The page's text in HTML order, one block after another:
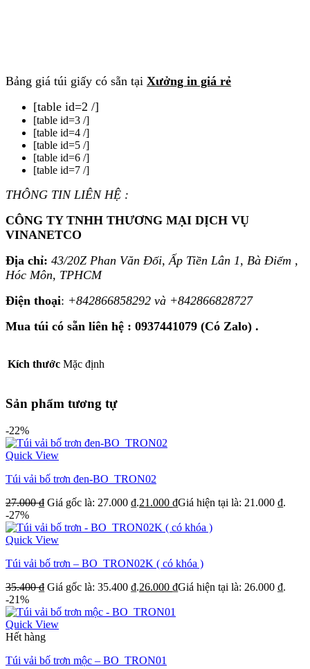
Bảng giá túi giấy có sẵn tại Xưởng in giá rẻ
[table id=2 /]
[table id=3 /]
[table id=4 /]
[table id=5 /]
[table id=6 /]
[table id=7 /]
THÔNG TIN LIÊN HỆ :
CÔNG TY TNHH THƯƠNG MẠI DỊCH VỤ
VINANETCO
Địa chỉ: 43/20Z Phan Văn Đối, Ấp Tiền Lân 1, Bà Điểm ,
Hóc Môn, TPHCM
Điện thoại: +842866858292 và +842866828727
Mua túi có sẵn liên hệ : 0937441079 (Có Zalo) .
Kích thước Mặc định
Sản phẩm tương tự
-22%
Quick View
Túi vải bố trơn đen-BO_TRON02
27.000₫ Giá gốc là: 27.000 ₫.21.000 ₫Giá hiện tại là: 21.000 ₫.
-27%
Quick View
Túi vải bố trơn – BO_TRON02K ( có khóa )
35.400₫ Giá gốc là: 35.400 ₫.26.000 ₫Giá hiện tại là: 26.000 ₫.
-21%
Quick View
Hết hàng
Túi vải bố trơn mộc – BO_TRON01